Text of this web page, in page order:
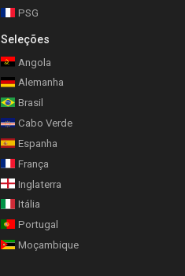
PSG
Seleções
Angola
Alemanha
Brasil
Cabo Verde
Espanha
França
Inglaterra
Itália
Portugal
Moçambique